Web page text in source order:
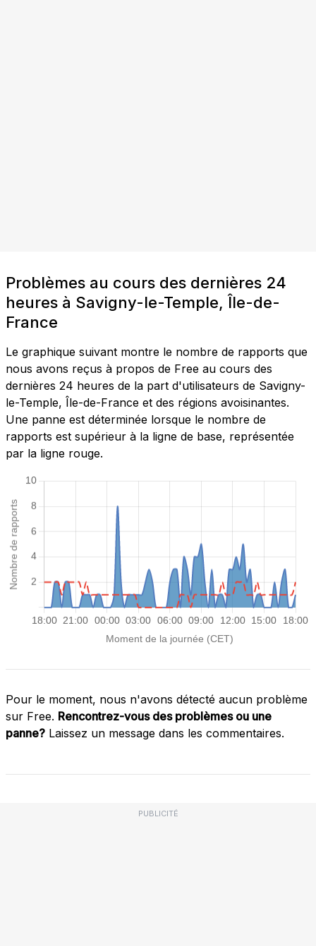
Problèmes au cours des dernières 24
heures à Savigny-le-Temple, Île-de-
France
Le graphique suivant montre le nombre de rapports que
nous avons reçus à propos de Free au cours des
dernières 24 heures de la part d'utilisateurs de Savigny-
le-Temple, Île-de-France et des régions avoisinantes.
Une panne est déterminée lorsque le nombre de
rapports est supérieur à la ligne de base, représentée
par la ligne rouge.
Pour le moment, nous n'avons détecté aucun problème
sur Free. Rencontrez-vous des problèmes ou une
panne? Laissez un message dans les commentaires.
PUBLICITÉ